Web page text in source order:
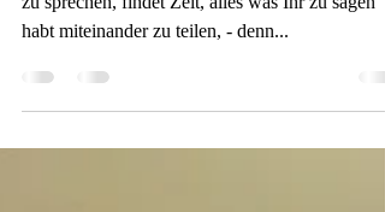
Findet Zeit Euch zu lieben, findet Zeit
habt miteinander zu teilen, - denn...